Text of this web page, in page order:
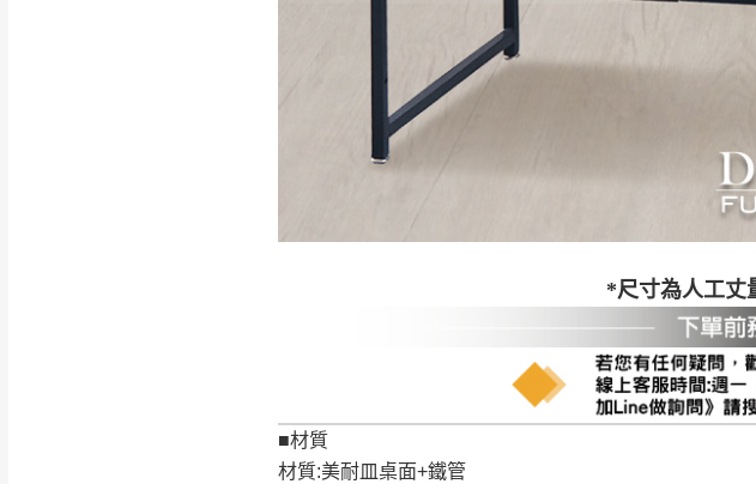
*尺寸為人工丈
■材質
材質:美耐皿桌面+鐵管
台北市、新北市地
彰化、南投、雲林、嘉義、台南、
@dershin）
若收到不良品，請於到貨日起七日內通知
所有退回及換貨之商品必須是全新狀態且
品、附件、包裝、廠商紙及所有附隨文件
由於透過電腦螢幕選購商品，可能會因個
質感稍有不同，如因此而需退換貨，
是否合適)。
訂購前請確認商品尺寸，大型物件因為人
為主。
非因本公司問題而需退換貨，請於收到貨7
狀態與完整包裝。鑑賞期間若發生非本司
台北市、新北市地區固定每周(三)、(日)兩
本公司部份商品無維修服務，超過7日鑑
為因素導致商品損壞、零件短缺，則維修
到貨7日內為鑑賞期(注意:鑑賞期非試用期)